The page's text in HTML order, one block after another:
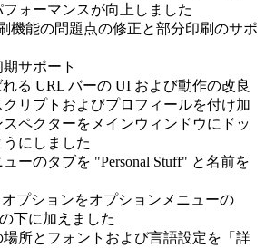
ォーマンスが向上しました
機能の問題点の修正と部分印刷のサポ
サポート
る URL バーの UI および動作の改良
リプトおよびプロフィールを付け加
スペクターをメインウィンドウにドッ
にしました
ーのタブを "Personal Stuff" と名前を
オプションをオプションメニューの
下に加えました
場所とフォントおよび言語設定を「詳